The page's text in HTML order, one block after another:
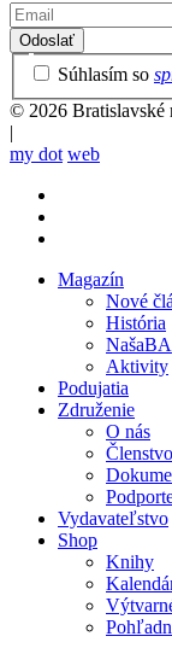
Email
Privacy
Policy
Súhlasím so
© 2026 Bratislavské
|
my dot web
Magazín
Nové
História
NašaBA
Aktivity
Podujatia
Združenie
O nás
Členstvo
Vydavateľstvo
Shop
Knihy